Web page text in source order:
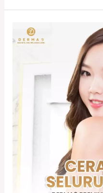
Cerahkan
Seluruh